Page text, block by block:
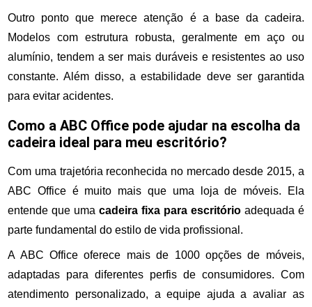
Outro ponto que merece atenção é a base da cadeira.
Modelos com estrutura robusta, geralmente em aço ou
alumínio, tendem a ser mais duráveis e resistentes ao uso
constante. Além disso, a estabilidade deve ser garantida
para evitar acidentes.
Como a ABC Office pode ajudar na escolha da
cadeira ideal para meu escritório?
Com uma trajetória reconhecida no mercado desde 2015, a
ABC Office é muito mais que uma loja de móveis. Ela
entende que umacadeira fixa para escritórioadequada é
parte fundamental do estilo de vida profissional.
A ABC Office oferece mais de 1000 opções de móveis,
adaptadas para diferentes perfis de consumidores. Com
atendimento personalizado, a equipe ajuda a avaliar as